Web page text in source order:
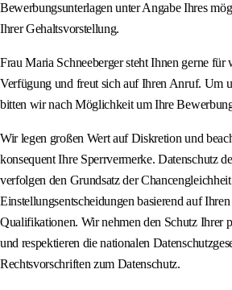
Bewerbungsunterlagen unter Angabe Ihres
Ihrer Gehaltsvorstellung.
Frau Maria Schneeberger steht Ihnen gerne für
Verfügung und freut sich auf Ihren Anruf. Um
bitten wir nach Möglichkeit um Ihre
Wir legen großen Wert auf Diskretion und
konsequent Ihre Sperrvermerke. Datenschutz
verfolgen den Grundsatz der
Einstellungsentscheidungen basierend auf
Qualifikationen. Wir nehmen den Schutz Ihrer
und respektieren die nationalen
Rechtsvorschriften zum Datenschutz.